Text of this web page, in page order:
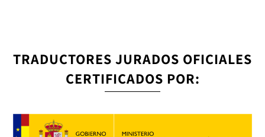
TRADUCTORES JURADOS OFICIALES
CERTIFICADOS POR: